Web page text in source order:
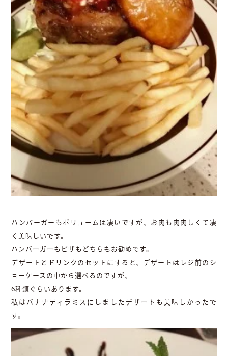
ハンバーガーもボリュームは凄いですが、お肉も肉肉しくて凄
く美味しいです。
ハンバーガーもピザもどちらもお勧めです。
デザートとドリンクのセットにすると、デザートはレジ前のシ
ョーケースの中から選べるのですが、
6種類ぐらいあります。
私はバナナティラミスにしましたデザートも美味しかったで
す。